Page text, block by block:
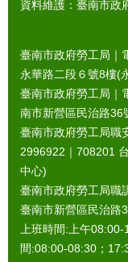
資料維護：臺南市政
臺南市政府勞工局｜
永華路二段６號8樓(
臺南市政府勞工局｜
南市新營區民治路36
臺南市政府勞工局職
2996922｜ 708201
中心)
臺南市政府勞工局職
臺南市新營區民治路
上班時間:上午
間:08:00-08:30；